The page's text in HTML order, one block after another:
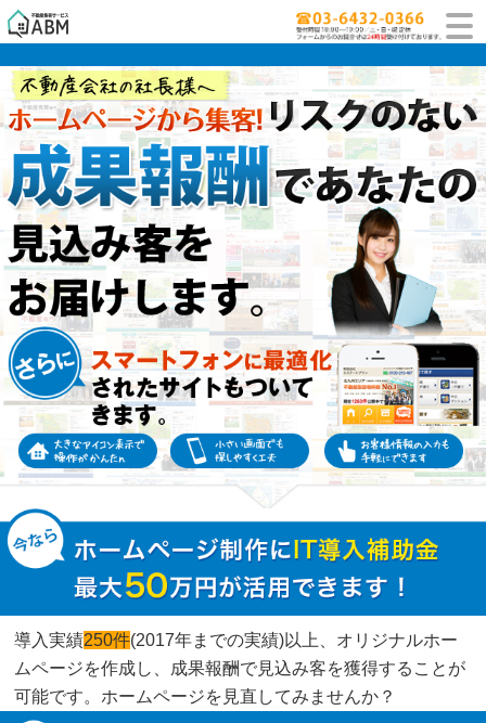
導入実績250件(2017年までの実績)以上、オリジナルホー
ムページを作成し、成果報酬で見込み客を獲得することが
可能です。ホームページを見直してみませんか？